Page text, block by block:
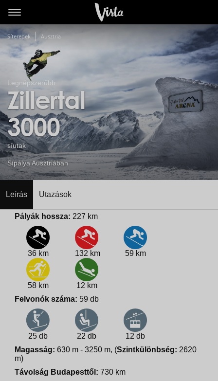
Síterepek Ausztria
Legnépszerűbb
Zillertal
3000
síutak
Sípálya Ausztriában
Leírás Utazások
Pályák hossza: 227 km
36 km 132 km 59 km
58 km
12 km
Felvonók száma: 59 db
25 db 22 db
12 db
Magasság: 630 m - 3250 m, (Szintkülönbség: 2620
m)
Távolság Budapesttől: 730 km